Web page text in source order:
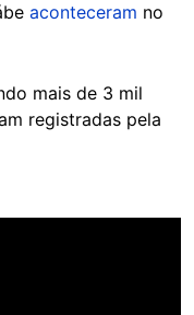
aconteceram no
mais de 3 mil
registradas pela